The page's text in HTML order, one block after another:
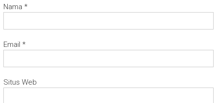
Nama *
Email *
Situs Web